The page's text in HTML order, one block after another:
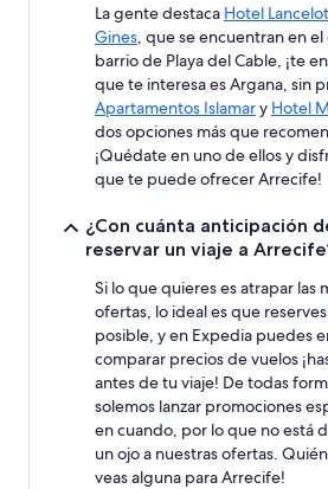
La gente destaca Hotel Lancelot
Gines, que se encuentran en
barrio de Playa del Cable, ¡te
que te interesa es Argana, sin
Apartamentos Islamary Hotel
dos opciones más que
¡Quédate en uno de ellos y
que te puede ofrecer Arrecife!
¿Con cuánta anticipación
reservar un viaje a
Si lo que quieres es atrapar las
ofertas, lo ideal es que
posible, y en Expedia puedes
comparar precios de vuelos
antes de tu viaje! De todas
solemos lanzar promociones
en cuando, por lo que no está
un ojo a nuestras ofertas.
veas alguna para Arrecife!